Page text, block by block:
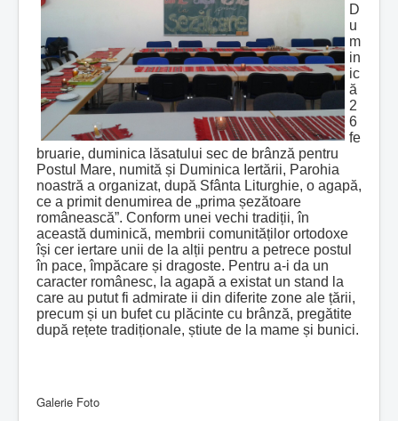
D
u
m
in
ic
ă
2
6
fe
bruarie, duminica lăsatului sec de brânză pentru
Postul Mare, numită și Duminica Iertării, Parohia
noastră a organizat, după Sfânta Liturghie, o agapă,
ce a primit denumirea de „prima șezătoare
românească”. Conform unei vechi tradiții, în
această duminică, membrii comunităților ortodoxe
își cer iertare unii de la alții pentru a petrece postul
în pace, împăcare și dragoste. Pentru a-i da un
caracter românesc, la agapă a existat un stand la
care au putut fi admirate ii din diferite zone ale țării,
precum și un bufet cu plăcinte cu brânză, pregătite
după rețete tradiționale, știute de la mame și bunici.
Galerie Foto